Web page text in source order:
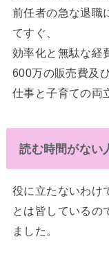
前任者の急な退職
てすぐ、
効率化と無駄な経
600万の販売費及
仕事と子育ての両
読む時間がない
役に立たないわけ
とは皆しているの
ました。